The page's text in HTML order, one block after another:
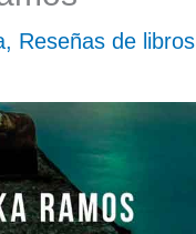
, Reseñas de libros